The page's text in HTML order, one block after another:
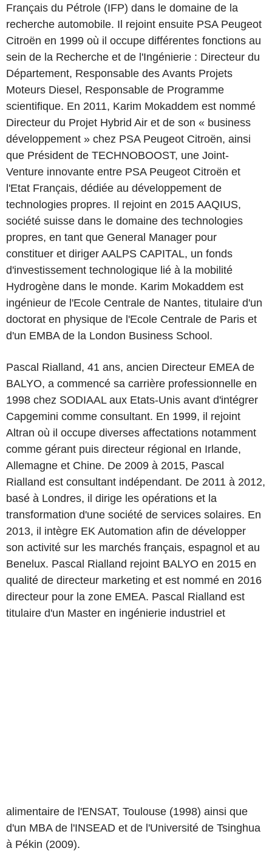
Français du Pétrole (IFP) dans le domaine de la
recherche automobile. Il rejoint ensuite PSA Peugeot
Citroën en 1999 où il occupe différentes fonctions au
sein de la Recherche et de l'Ingénierie : Directeur du
Département, Responsable des Avants Projets
Moteurs Diesel, Responsable de Programme
scientifique. En 2011, Karim Mokaddem est nommé
Directeur du Projet Hybrid Air et de son « business
développement » chez PSA Peugeot Citroën, ainsi
que Président de TECHNOBOOST, une Joint-
Venture innovante entre PSA Peugeot Citroën et
l'Etat Français, dédiée au développement de
technologies propres. Il rejoint en 2015 AAQIUS,
société suisse dans le domaine des technologies
propres, en tant que General Manager pour
constituer et diriger AALPS CAPITAL, un fonds
d'investissement technologique lié à la mobilité
Hydrogène dans le monde. Karim Mokaddem est
ingénieur de l'Ecole Centrale de Nantes, titulaire d'un
doctorat en physique de l'Ecole Centrale de Paris et
d'un EMBA de la London Business School.
Pascal Rialland, 41 ans, ancien Directeur EMEA de
BALYO, a commencé sa carrière professionnelle en
1998 chez SODIAAL aux Etats-Unis avant d'intégrer
Capgemini comme consultant. En 1999, il rejoint
Altran où il occupe diverses affectations notamment
comme gérant puis directeur régional en Irlande,
Allemagne et Chine. De 2009 à 2015, Pascal
Rialland est consultant indépendant. De 2011 à 2012,
basé à Londres, il dirige les opérations et la
transformation d'une société de services solaires. En
2013, il intègre EK Automation afin de développer
son activité sur les marchés français, espagnol et au
Benelux. Pascal Rialland rejoint BALYO en 2015 en
qualité de directeur marketing et est nommé en 2016
directeur pour la zone EMEA. Pascal Rialland est
titulaire d'un Master en ingénierie industriel et
alimentaire de l'ENSAT, Toulouse (1998) ainsi que
d'un MBA de l'INSEAD et de l'Université de Tsinghua
à Pékin (2009).